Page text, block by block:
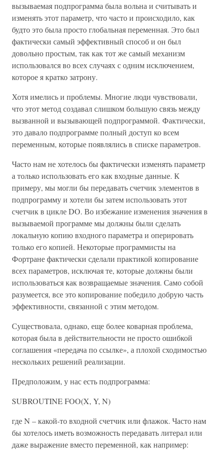
вызываемая подпрограмма была вольна и считывать и
изменять этот параметр, что часто и происходило, как
будто это была просто глобальная переменная. Это был
фактически самый эффективный способ и он был
довольно простым, так как тот же самый механизм
использовался во всех случаях с одним исключением,
которое я кратко затрону.
Хотя имелись и проблемы. Многие люди чувствовали,
что этот метод создавал слишком большую связь между
вызванной и вызывающей подпрограммой. Фактически,
это давало подпрограмме полный доступ ко всем
переменным, которые появлялись в списке параметров.
Часто нам не хотелось бы фактически изменять параметр
а только использовать его как входные данные. К
примеру, мы могли бы передавать счетчик элементов в
подпрограмму и хотели бы затем использовать этот
счетчик в цикле DO. Во избежание изменения значения в
вызываемой программе мы должны были сделать
локальную копию входного параметра и оперировать
только его копией. Некоторые программисты на
Фортране фактически сделали практикой копирование
всех параметров, исключая те, которые должны были
использоваться как возвращаемые значения. Само собой
разумеется, все это копирование победило добрую часть
эффективности, связанной с этим методом.
Существовала, однако, еще более коварная проблема,
которая была в действительности не просто ошибкой
соглашения «передача по ссылке», а плохой сходимостью
нескольких решений реализации.
Предположим, у нас есть подпрограмма:
SUBROUTINE FOO(X, Y, N)
где N – какой-то входной счетчик или флажок. Часто нам
бы хотелось иметь возможность передавать литерал или
даже выражение вместо переменной, как например: